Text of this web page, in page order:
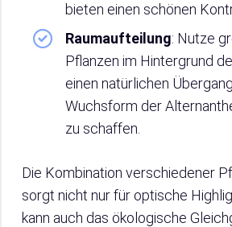
bieten einen schönen
Raumaufteilung: Nutze
Pflanzen im Hintergrund
einen natürlichen
Wuchsform der
zu schaffen.
Die Kombination verschiedener
sorgt nicht nur für optische
kann auch das ökologische